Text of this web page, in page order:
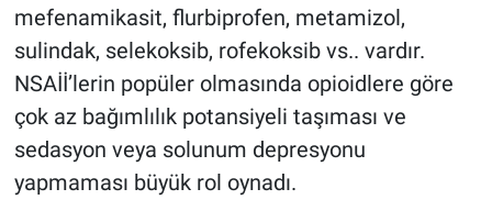
mefenamikasit, flurbiprofen, metamizol,
sulindak, selekoksib, rofekoksib vs.. vardır.
NSAİİ’lerin popüler olmasında opioidlere göre
çok az bağımlılık potansiyeli taşıması ve
sedasyon veya solunum depresyonu
yapmaması büyük rol oynadı.